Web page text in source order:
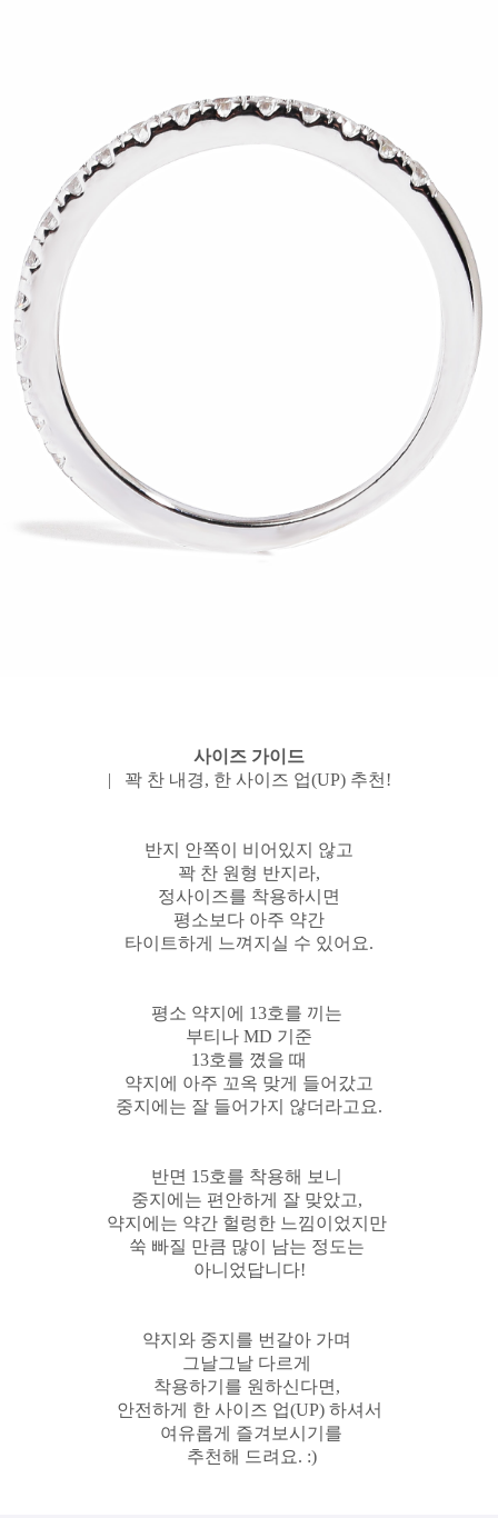
사이즈 가이드
| 꽉 찬 내경, 한 사이즈 업(UP) 추천!
반지 안쪽이 비어있지 않고
꽉 찬 원형 반지라,
정사이즈를 착용하시면
평소보다 아주 약간
타이트하게 느껴지실 수 있어요.
평소 약지에 13호를 끼는
부티나 MD 기준
13호를 꼈을 때
약지에 아주 꼬옥 맞게 들어갔고
중지에는 잘 들어가지 않더라고요.
반면 15호를 착용해 보니
중지에는 편안하게 잘 맞았고,
약지에는 약간 헐렁한 느낌이었지만
쑥 빠질 만큼 많이 남는 정도는
아니었답니다!
약지와 중지를 번갈아 가며
그날그날 다르게
착용하기를 원하신다면,
안전하게 한 사이즈 업(UP) 하셔서
여유롭게 즐겨보시기를
추천해 드려요. :)